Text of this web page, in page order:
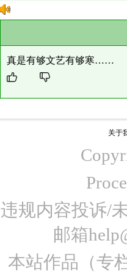
真是有够文艺有够寒……
关于
违规内容投诉/
邮箱
本站作品（专